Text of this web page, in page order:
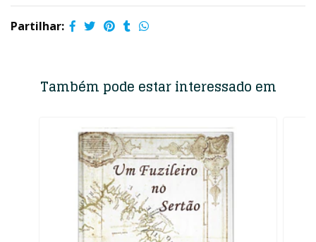
Partilhar:
Também pode estar interessado em